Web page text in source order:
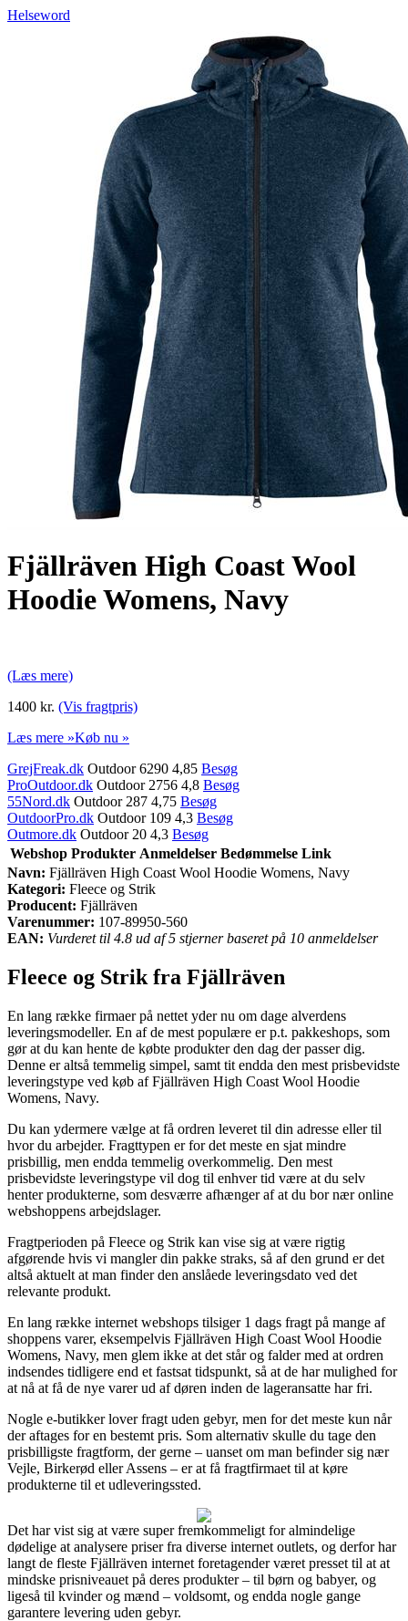
Helseword
Fjällräven High Coast Wool
Hoodie Womens, Navy
(Læs mere)
1400 kr. (Vis fragtpris)
Læs mere »Køb nu »
GrejFreak.dk Outdoor 6290 4,85 Besøg
ProOutdoor.dk Outdoor 2756 4,8 Besøg
55Nord.dk Outdoor 287 4,75 Besøg
OutdoorPro.dk Outdoor 109 4,3 Besøg
Outmore.dk Outdoor 20 4,3 Besøg
Webshop Produkter Anmeldelser Bedømmelse Link
Navn: Fjällräven High Coast Wool Hoodie Womens, Navy
Kategori: Fleece og Strik
Producent: Fjällräven
Varenummer: 107-89950-560
EAN: Vurderet til 4.8 ud af 5 stjerner baseret på 10 anmeldelser
Fleece og Strik fra Fjällräven
En lang række firmaer på nettet yder nu om dage alverdens
leveringsmodeller. En af de mest populære er p.t. pakkeshops, som
gør at du kan hente de købte produkter den dag der passer dig.
Denne er altså temmelig simpel, samt tit endda den mest prisbevidste
leveringstype ved køb af Fjällräven High Coast Wool Hoodie
Womens, Navy.
Du kan ydermere vælge at få ordren leveret til din adresse eller til
hvor du arbejder. Fragttypen er for det meste en sjat mindre
prisbillig, men endda temmelig overkommelig. Den mest
prisbevidste leveringstype vil dog til enhver tid være at du selv
henter produkterne, som desværre afhænger af at du bor nær online
webshoppens arbejdslager.
Fragtperioden på Fleece og Strik kan vise sig at være rigtig
afgørende hvis vi mangler din pakke straks, så af den grund er det
altså aktuelt at man finder den anslåede leveringsdato ved det
relevante produkt.
En lang række internet webshops tilsiger 1 dags fragt på mange af
shoppens varer, eksempelvis Fjällräven High Coast Wool Hoodie
Womens, Navy, men glem ikke at det står og falder med at ordren
indsendes tidligere end et fastsat tidspunkt, så at de har mulighed for
at nå at få de nye varer ud af døren inden de lageransatte har fri.
Nogle e-butikker lover fragt uden gebyr, men for det meste kun når
der aftages for en bestemt pris. Som alternativ skulle du tage den
prisbilligste fragtform, der gerne – uanset om man befinder sig nær
Vejle, Birkerød eller Assens – er at få fragtfirmaet til at køre
produkterne til et udleveringssted.
Det har vist sig at være super fremkommeligt for almindelige
dødelige at analysere priser fra diverse internet outlets, og derfor har
langt de fleste Fjällräven internet foretagender været presset til at at
mindske prisniveauet på deres produkter – til børn og babyer, og
ligeså til kvinder og mænd – voldsomt, og endda nogle gange
garantere levering uden gebyr.